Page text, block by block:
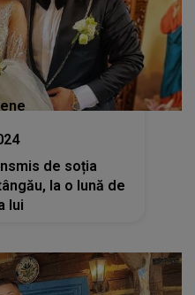
de soția
la o lună de
lui